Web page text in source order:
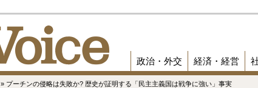
政治・外交 経済・経営
» プーチンの侵略は失敗か? 歴史が証明する「民主主義国は戦争に強い」事実